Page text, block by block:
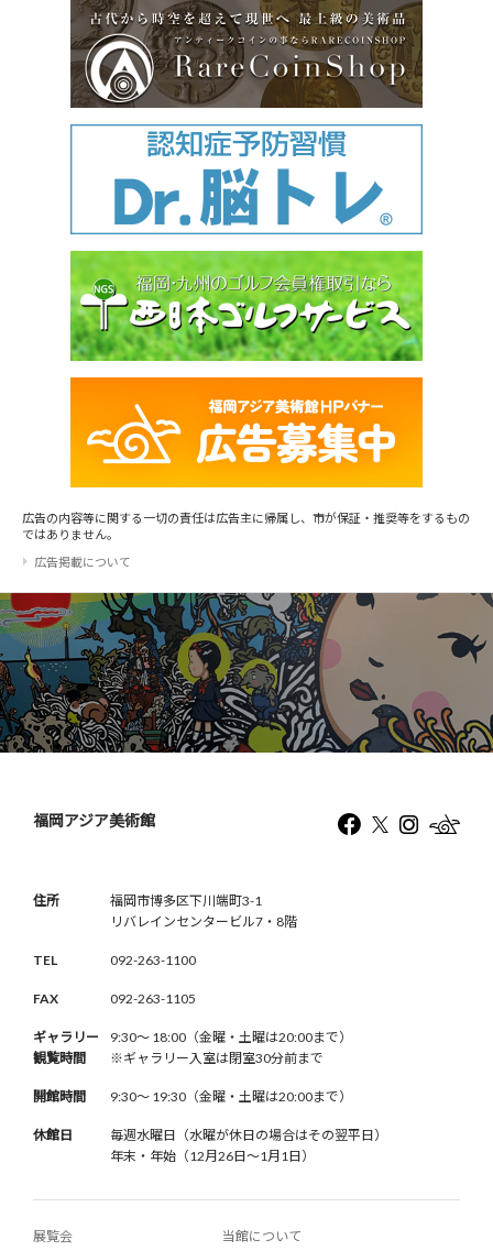
広告の内容等に関する一切の責任は広告主に帰属し、市が保証・推奨等をするもの
ではありません。
広告掲載について
福岡アジア美術館
住所
福岡市博多区下川端町3-1
リバレインセンタービル7・8階
TEL 092-263-1100
FAX 092-263-1105
ギャラリー
観覧時間
9:30〜 18:00（金曜・土曜は20:00まで）
※ギャラリー入室は閉室30分前まで
開館時間 9:30〜 19:30（金曜・土曜は20:00まで）
休館日
毎週水曜日（水曜が休日の場合はその翌平日）
年末・年始（12月26日〜1月1日）
展覧会 当館について